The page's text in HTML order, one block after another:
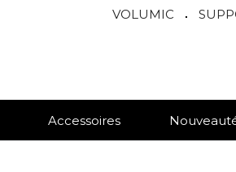
VOLUMIC .
Accessoires